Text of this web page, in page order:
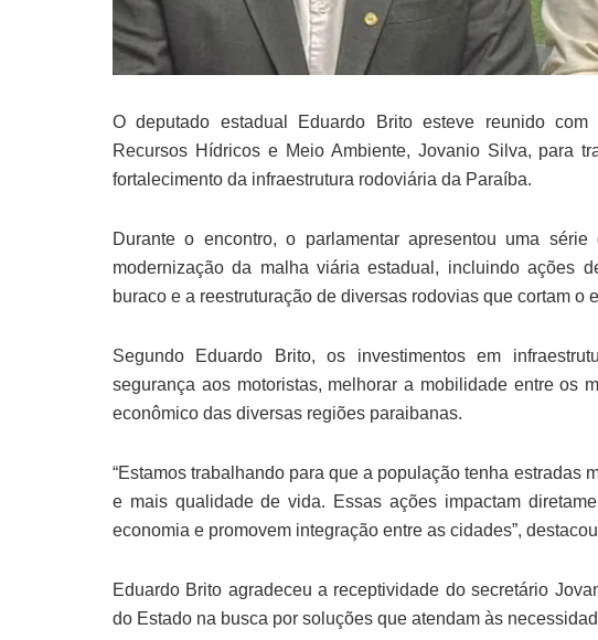
O deputado estadual Eduardo Brito esteve reunido
Recursos Hídricos e Meio Ambiente, Jovanio Silva, para
fortalecimento da infraestrutura rodoviária da Paraíba.
Durante o encontro, o parlamentar apresentou uma
modernização da malha viária estadual, incluindo ações
buraco e a reestruturação de diversas rodovias que cortam o
Segundo Eduardo Brito, os investimentos em
segurança aos motoristas, melhorar a mobilidade entre os
econômico das diversas regiões paraibanas.
“Estamos trabalhando para que a população tenha estradas
e mais qualidade de vida. Essas ações impactam
economia e promovem integração entre as cidades”,
Eduardo Brito agradeceu a receptividade do secretário
do Estado na busca por soluções que atendam às